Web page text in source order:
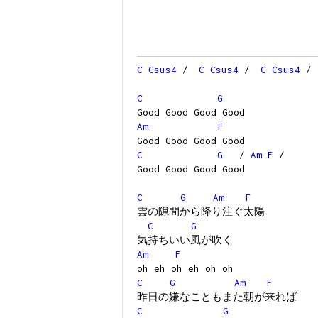
C Csus4 / C Csus4 / C Csus4 /
C
G
Good Good Good Good
Am
F
Good Good Good Good
C
G / Am F /
Good Good Good Good
C G Am
F
雲の隙間から降り注ぐ太陽
C
G
気持ちいい風が吹く
Am
F
oh eh oh eh oh oh
C
G Am
F
昨日の嫌なこともまた朝が来れば
C
G